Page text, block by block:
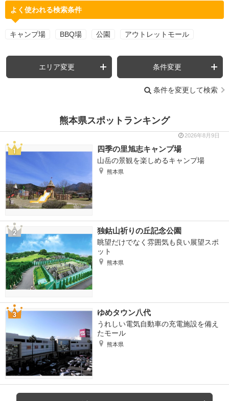
よく使われる検索条件
キャンプ場 BBQ場 公園 アウトレットモール
エリア変更 条件変更
条件を変更して検索
熊本県スポットランキング
2026年8月9日
四季の里旭志キャンプ場
山岳の景観を楽しめるキャンプ場
熊本県
独鈷山祈りの丘記念公園
眺望だけでなく雰囲気も良い展望スポ
ット
熊本県
ゆめタウン八代
うれしい電気自動車の充電施設を備え
たモール
熊本県